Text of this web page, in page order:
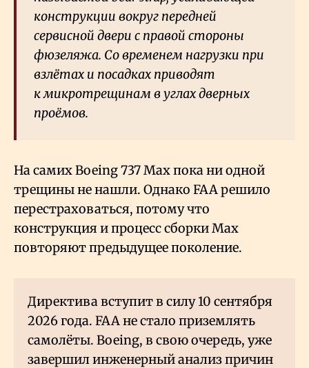
конструкции вокруг передней
сервисной двери с правой стороны
фюзеляжа. Со временем нагрузки при
взлётах и посадках приводят
к микротрещинам в углах дверных
проёмов.
На самих Boeing 737 Max пока ни одной
трещины не нашли. Однако FAA решило
перестраховаться, потому что
конструкция и процесс сборки Max
повторяют предыдущее поколение.
Директива вступит в силу 10 сентября
2026 года. FAA не стало приземлять
самолёты. Boeing, в свою очередь, уже
завершил инженерный анализ причин